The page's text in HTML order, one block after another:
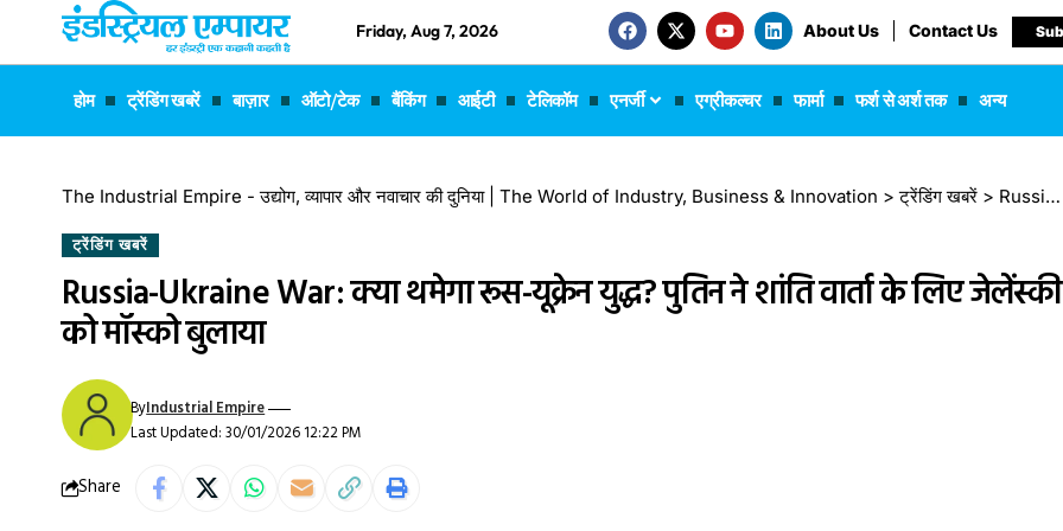
Friday, Aug 7, 2026 About Us Contact Us
होम ट्रेंडिंग खबरें बाज़ार ऑटो/टेक बैंकिंग आईटी टेलिकॉम एनर्जी एग्रीकल्चर फार्मा फर्श से अर्श तक अन्य
The Industrial Empire - उद्योग, व्यापार और नवाचार की दुनिया | The World of Industry, Business & Innovation >ट्रेंडिंग खबरें > Russia-Ukraine War: क्या थमेगा रूस-यूक्रेन युद्ध? पुतिन ने शांति वार्ता के लिए जेलेंस्की को मॉस्को बुलाया
ट्रेंडिंग खबरें
Russia-Ukraine War: क्या थमेगा रूस-यूक्रेन युद्ध? पुतिन ने शांति वार्ता के लिए जेलेंस्की
को मॉस्को बुलाया
Last Updated: 30/01/2026 12:22 PM
ByIndustrial Empire
Share